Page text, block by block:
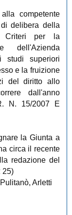
competente
delibera della
Criteri per la
dell'Azienda
studi superiori
e la fruizione
del diritto allo
dall'anno
N. 15/2007 E
la Giunta a
circa il recente
redazione del
25)
Arletti